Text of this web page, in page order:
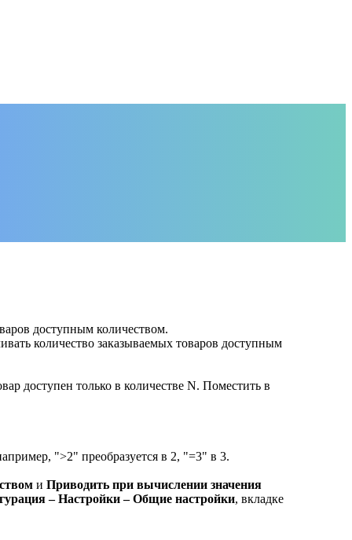
доступным количеством.
количество заказываемых товаров доступным
доступен только в количестве N. Поместить в
">2" преобразуется в 2, "=3" в 3.
и Приводить при вычислении значения
– Настройки – Общие настройки, вкладке